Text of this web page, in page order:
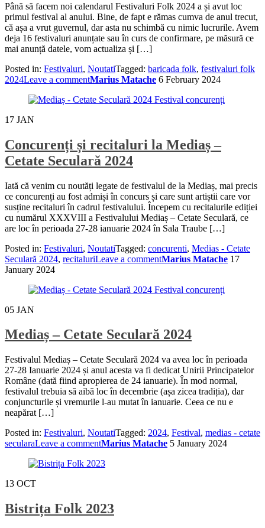
Până să facem noi calendarul Festivaluri Folk 2024 a și avut loc
primul festival al anului. Bine, de fapt e rămas cumva de anul trecut,
că așa a vrut guvernul, dar asta nu schimbă cu nimic lucrurile. Avem
deja 16 festivaluri anunțate sau în curs de confirmare, pe măsură ce
mai anunță datele, vom actualiza și […]
Posted in: Festivaluri, NoutatiTagged: baricada folk, festivaluri folk
2024Leave a commentMarius Matache 6 February 2024
17 JAN
Concurenți și recitaluri la Mediaș –
Cetate Seculară 2024
Iată că venim cu noutăți legate de festivalul de la Mediaș, mai precis
ce concurenți au fost admiși în concurs și care sunt artiștii care vor
susține recitaluri în cadrul festivalului. Începem cu recitalurile ediției
cu numărul XXXVIII a Festivalului Mediaș – Cetate Seculară, ce
are loc în perioada 27-28 ianuarie 2024 în Sala Traube […]
Posted in: Festivaluri, NoutatiTagged: concurenti, Medias - Cetate
Seculară 2024, recitaluriLeave a commentMarius Matache 17
January 2024
05 JAN
Mediaș – Cetate Seculară 2024
Festivalul Mediaș – Cetate Seculară 2024 va avea loc în perioada
27-28 Ianuarie 2024 și anul acesta va fi dedicat Unirii Principatelor
Române (dată fiind apropierea de 24 ianuarie). În mod normal,
festivalul trebuia să aibă loc în decembrie (așa zicea tradiția), dar
conjuncturile și vremurile l-au mutat în ianuarie. Ceea ce nu e
neapărat […]
Posted in: Festivaluri, NoutatiTagged: 2024, Festival, medias - cetate
secularaLeave a commentMarius Matache 5 January 2024
13 OCT
Bistrița Folk 2023